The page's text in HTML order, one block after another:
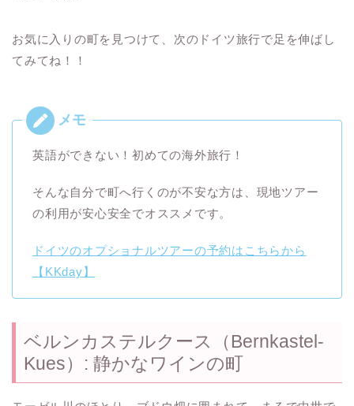
お気に入りの町を見つけて、次のドイツ旅行で足を伸ばし
てみてね！！
英語ができない！初めての海外旅行！
そんな自分で町へ行くのが不安な方は、現地ツアー
の利用が安心安全でオススメです。
ドイツのオプショナルツアーの予約はこちらから
【KKday】
ベルンカステルクース（Bernkastel-
Kues）: 静かなワインの町